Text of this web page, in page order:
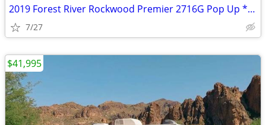
2019 Forest River Rockwood Premier 2716G Pop Up *AC* *Shower*
7/27
$41,995